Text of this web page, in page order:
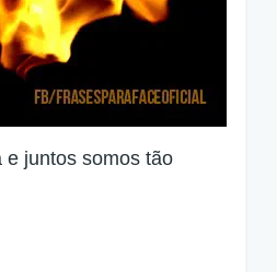
e juntos somos tão